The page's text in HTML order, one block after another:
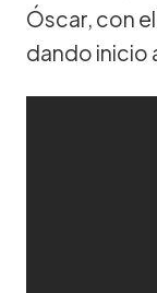
Óscar, con
dando inicio